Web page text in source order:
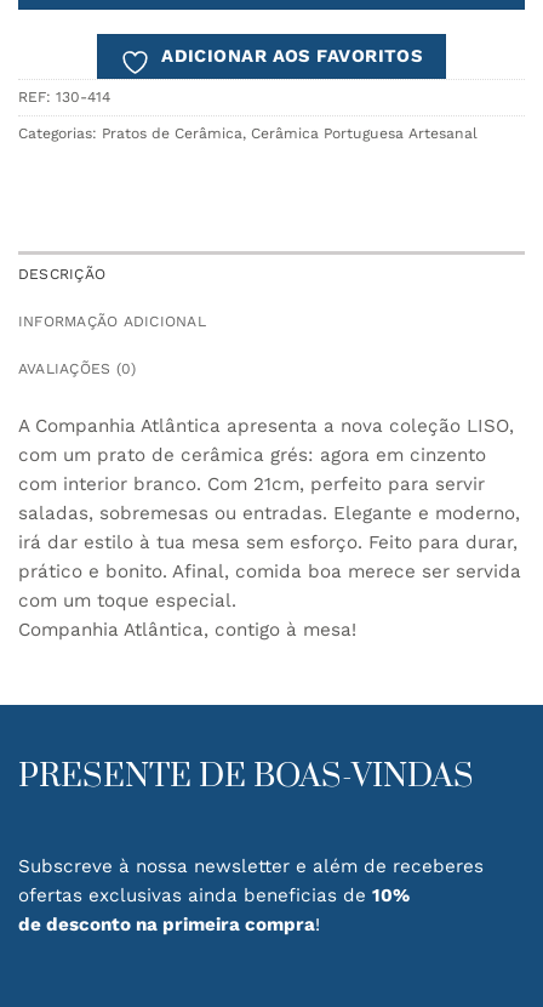
ADICIONAR AOS FAVORITOS
REF: 130-414
Categorias: Pratos de Cerâmica, Cerâmica Portuguesa Artesanal
DESCRIÇÃO
INFORMAÇÃO ADICIONAL
AVALIAÇÕES (0)
A Companhia Atlântica apresenta a nova coleção LISO,
com um prato de cerâmica grés: agora em cinzento
com interior branco. Com 21cm, perfeito para servir
saladas, sobremesas ou entradas. Elegante e moderno,
irá dar estilo à tua mesa sem esforço. Feito para durar,
prático e bonito. Afinal, comida boa merece ser servida
com um toque especial.
Companhia Atlântica, contigo à mesa!
PRESENTE DE BOAS-VINDAS
Subscreve à nossa newsletter e além de receberes
ofertas exclusivas ainda beneficias de 10%
de desconto na primeira compra!